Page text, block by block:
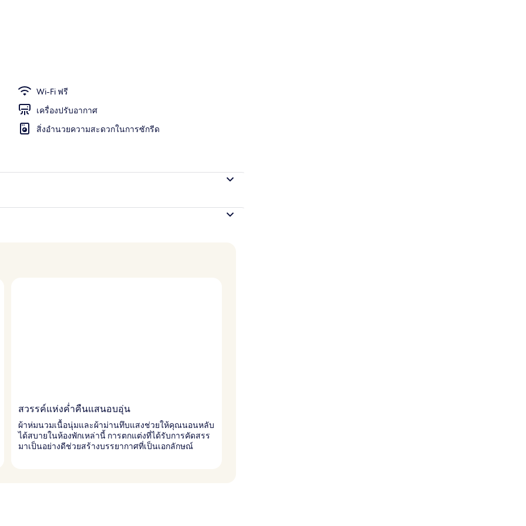
Wi-Fi ฟรี
เครื่องปรับอากาศ
สิ่งอำนวยความสะดวกในการซักรีด
สวรรค์แห่งค่ำคืนแสนอบอุ่น
ผ้าห่มนวมเนื้อนุ่มและผ้าม่านทึบแสงช่วยให้คุณนอนหลับ
ได้สบายในห้องพักเหล่านี้ การตกแต่งที่ได้รับการคัดสรร
มาเป็นอย่างดีช่วยสร้างบรรยากาศที่เป็นเอกลักษณ์